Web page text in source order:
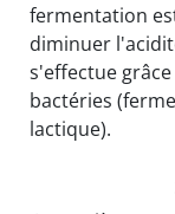
fermentation
diminuer
s'effectue
bactéries
lactique).